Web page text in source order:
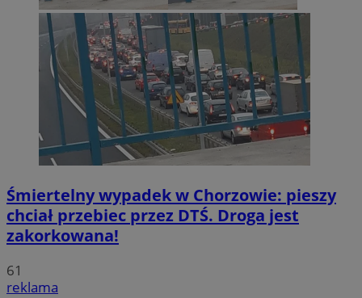
Śmiertelny wypadek w Chorzowie: pieszy
chciał przebiec przez DTŚ. Droga jest
zakorkowana!
61
reklama